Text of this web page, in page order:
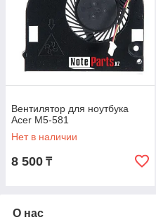
Вентилятор для ноутбука
Acer M5-581
Нет в наличии
8 500 ₸
О нас